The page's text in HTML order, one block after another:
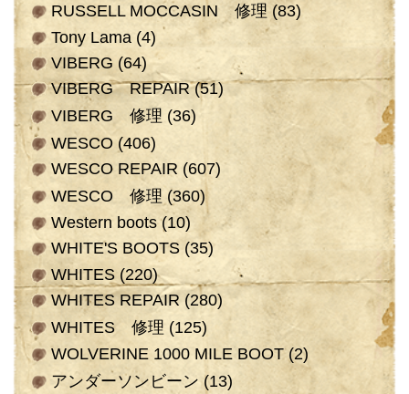
RUSSELL MOCCASIN 修理 (83)
Tony Lama(4)
VIBERG (64)
VIBERG REPAIR(51)
VIBERG 修理 (36)
WESCO(406)
WESCO REPAIR (607)
WESCO 修理 (360)
Western boots(10)
WHITE'S BOOTS(35)
WHITES(220)
WHITES REPAIR (280)
WHITES 修理 (125)
WOLVERINE 1000 MILE BOOT(2)
アンダーソンビーン (13)